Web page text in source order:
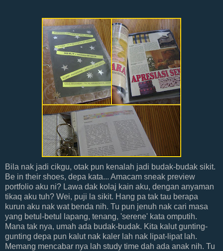
Bila nak jadi cikgu, otak pun kenalah jadi budak-budak sikit.
Be in their shoes, depa kata... Amacam sneak preview
portfolio aku ni? Lawa dak kolaj kain aku, dengan anyaman
tikaq aku tuh? Wei, puji la sikit. Hang pa tak tau berapa
kurun aku nak wat benda nih. Tu pun jenuh nak cari masa
yang betul-betul lapang, tenang, 'serene' kata omputih.
Mana tak nya, umah ada budak-budak. Kita kalut gunting-
gunting depa pun kalut nak kaler lah nak lipat-lipat lah.
Memang mencabar nya lah study time dah ada anak nih. Tu